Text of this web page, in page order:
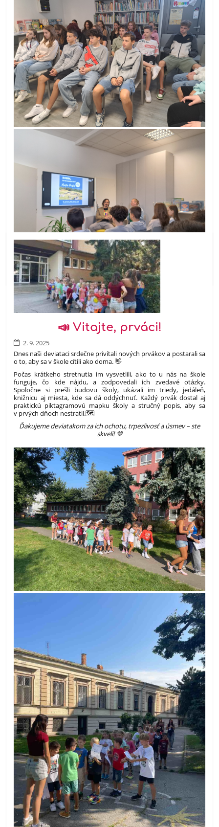
📣 Vitajte, prváci!
2. 9. 2025
Dnes naši deviataci srdečne privítali nových prvákov a postarali sa
o to, aby sa v škole cítili ako doma. 👋
Počas krátkeho stretnutia im vysvetlili, ako to u nás na škole
funguje, čo kde nájdu, a zodpovedali ich zvedavé otázky.
Spoločne si prešli budovu školy, ukázali im triedy, jedáleň,
knižnicu aj miesta, kde sa dá oddýchnuť. Každý prvák dostal aj
praktickú piktagramovú mapku školy a stručný popis, aby sa
v prvých dňoch nestratil.🗺️
Ďakujeme deviatakom za ich ochotu, trpezlivosť a úsmev – ste
skvelí! 💙